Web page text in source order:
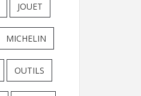
JOUET
MICHELIN
OUTILS